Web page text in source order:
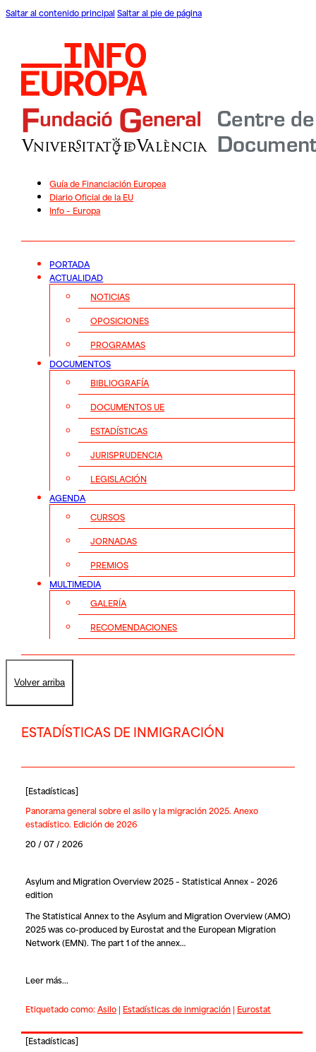
Saltar al contenido principal Saltar al pie de página
Guía de Financiación Europea
Diario Oficial de la EU
Info – Europa
PORTADA
ACTUALIDAD
NOTICIAS
OPOSICIONES
PROGRAMAS
DOCUMENTOS
BIBLIOGRAFÍA
DOCUMENTOS UE
ESTADÍSTICAS
JURISPRUDENCIA
LEGISLACIÓN
AGENDA
CURSOS
JORNADAS
PREMIOS
MULTIMEDIA
GALERÍA
RECOMENDACIONES
Volver arriba
ESTADÍSTICAS DE INMIGRACIÓN
[Estadísticas]
Panorama general sobre el asilo y la migración 2025. Anexo
estadístico. Edición de 2026
20 / 07 / 2026
Asylum and Migration Overview 2025 – Statistical Annex – 2026
edition
The Statistical Annex to the Asylum and Migration Overview (AMO)
2025 was co-produced by Eurostat and the European Migration
Network (EMN). The part 1 of the annex…
Leer más...
Etiquetado como:Asilo| Estadísticas de inmigración| Eurostat
[Estadísticas]